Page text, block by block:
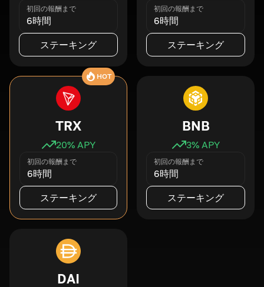
初回の報酬まで
6時間
ステーキング
初回の報酬まで
6時間
ステーキング
HOT
TRX
20% APY
初回の報酬まで
6時間
ステーキング
BNB
3% APY
初回の報酬まで
6時間
ステーキング
DAI